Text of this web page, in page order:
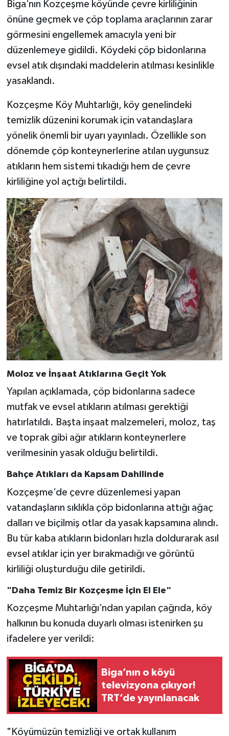
Biga’nın Kozçeşme köyünde çevre kirliliğinin
önüne geçmek ve çöp toplama araçlarının zarar
görmesini engellemek amacıyla yeni bir
düzenlemeye gidildi. Köydeki çöp bidonlarına
evsel atık dışındaki maddelerin atılması kesinlikle
yasaklandı.
Kozçeşme Köy Muhtarlığı, köy genelindeki
temizlik düzenini korumak için vatandaşlara
yönelik önemli bir uyarı yayınladı. Özellikle son
dönemde çöp konteynerlerine atılan uygunsuz
atıkların hem sistemi tıkadığı hem de çevre
kirliliğine yol açtığı belirtildi.
Moloz ve İnşaat Atıklarına Geçit Yok
Yapılan açıklamada, çöp bidonlarına sadece
mutfak ve evsel atıkların atılması gerektiği
hatırlatıldı. Başta inşaat malzemeleri, moloz, taş
ve toprak gibi ağır atıkların konteynerlere
verilmesinin yasak olduğu belirtildi.
Bahçe Atıkları da Kapsam Dahilinde
Kozçeşme’de çevre düzenlemesi yapan
vatandaşların sıklıkla çöp bidonlarına attığı ağaç
dalları ve biçilmiş otlar da yasak kapsamına alındı.
Bu tür kaba atıkların bidonları hızla doldurarak asıl
evsel atıklar için yer bırakmadığı ve görüntü
kirliliği oluşturduğu dile getirildi.
"Daha Temiz Bir Kozçeşme İçin El Ele"
Kozçeşme Muhtarlığı’ndan yapılan çağrıda, köy
halkının bu konuda duyarlı olması istenirken şu
ifadelere yer verildi:
Biga’nın o köyü
televizyona çıkıyor!
TRT’de yayınlanacak
"Köyümüzün temizliği ve ortak kullanım
Siyaset
Spor
Tarım ve Ekonomi
Teknoloji
Yaşam